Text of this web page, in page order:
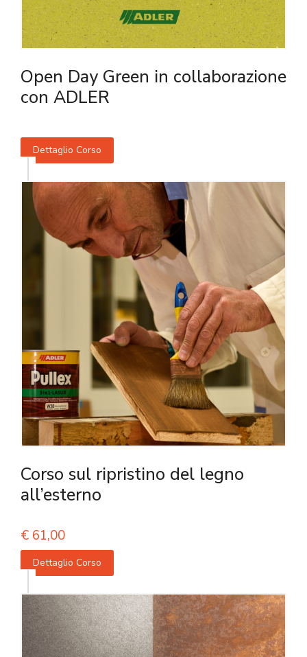
Open Day Green in collaborazione
con ADLER
Dettaglio Corso
Corso sul ripristino del legno
all’esterno
€ 61,00
Dettaglio Corso